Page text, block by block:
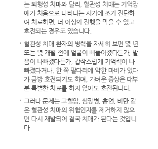
는 퇴행성 치매와 달리, 혈관성 치매는 기억장
애가 처음으로 나타나는 시기에 조기 진단하
여 치료하면, 더 이상의 진행을 막을 수 있고
호전되는 경우도 있습니다.
혈관성 치매 환자의 병력을 자세히 보면 몇 년
또는 몇 개월 전에 얼굴이 삐뚤어졌다든가, 발
음이 나빠졌다든가, 갑작스럽게 기억력이 나
빠졌다거나, 한 쪽 팔다리에 약한 마비가 있다
가 금방 호전되기도 하며, 가벼운 증상은 대부
분 특별한 치료를 하지 않아도 호전됩니다.
그러나 문제는 고혈압, 심장병, 흡연, 비만 같
은 혈관성 치매의 위험인자를 제거하지 않으
면 다시 재발되어 결국 치매가 된다는 것입니
다.